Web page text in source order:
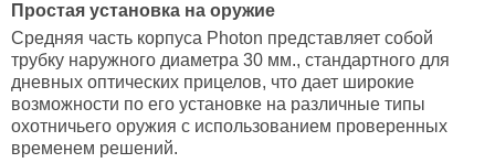
Простая установка на оружие
Средняя часть корпуса Photon представляет собой
трубку наружного диаметра 30 мм., стандартного для
дневных оптических прицелов, что дает широкие
возможности по его установке на различные типы
охотничьего оружия с использованием проверенных
временем решений.